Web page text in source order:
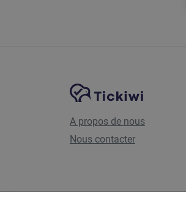
Navigation du sitePlate-
A propos de nous
Nous contacter